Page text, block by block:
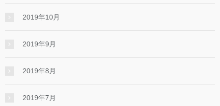
2019年10月
2019年9月
2019年8月
2019年7月